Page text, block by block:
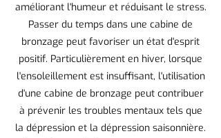
améliorant l'humeur et réduisant le stress.
Passer du temps dans une cabine de
bronzage peut favoriser un état d'esprit
positif. Particulièrement en hiver, lorsque
l'ensoleillement est insuffisant, l'utilisation
d'une cabine de bronzage peut contribuer
à prévenir les troubles mentaux tels que
la dépression et la dépression saisonnière.